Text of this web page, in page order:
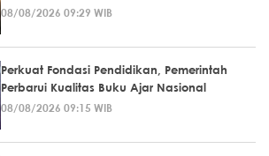
08/08/2026 09:29 WIB
Perkuat Fondasi Pendidikan, Pemerintah
Perbarui Kualitas Buku Ajar Nasional
08/08/2026 09:15 WIB